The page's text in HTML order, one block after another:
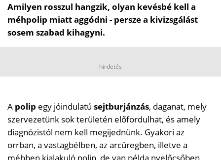
Amilyen rosszul hangzik, olyan kevésbé kell a
méhpolip miatt aggódni - persze a kivizsgálást
sosem szabad kihagyni.
hirdetés
A polip egy jóindulatú sejtburjánzás, daganat, mely
szervezetünk sok területén előfordulhat, és amely
diagnózistól nem kell megijednünk. Gyakori az
orrban, a vastagbélben, az arcüregben, illetve a
méhben kialakuló polip, de van példa nyelőcsőben